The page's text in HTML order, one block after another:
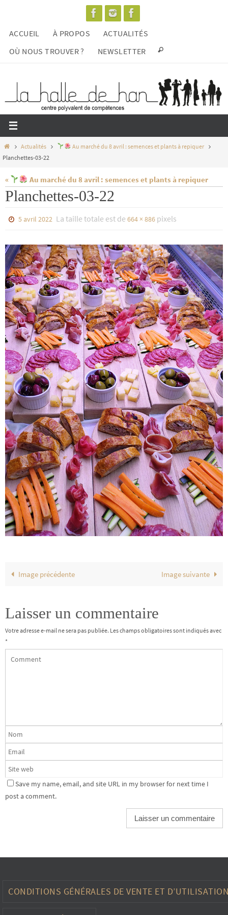
contenu
ACCUEIL À PROPOS
ACTUALITÉS
OÙ NOUS TROUVER ?
NEWSLETTER
HomeActualités
Au marché du 8 avril : semences et plants à repiquer
Planchettes-03-22
« Au marché du 8 avril : semences et plants à repiquer
Planchettes-03-22
5 avril 2022 La taille totale est de664 × 886 pixels
Image précédente Image suivante
Laisser un commentaire
Votre adresse e-mail ne sera pas publiée. Les champs obligatoires sont indiqués avec
*
Save my name, email, and site URL in my browser for next time I
post a comment.
CONDITIONS GÉNÉRALES DE VENTE ET